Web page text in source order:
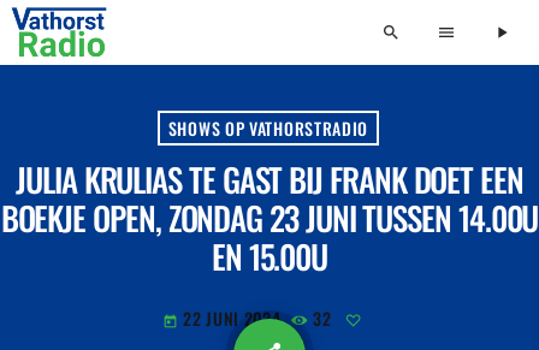
search menu play_arrow
SHOWS OP VATHORSTRADIO
JULIA KRULIAS TE GAST BIJ FRANK DOET EEN
BOEKJE OPEN, ZONDAG 23 JUNI TUSSEN 14.00U
EN 15.00U
today 22 JUNI 2024 32